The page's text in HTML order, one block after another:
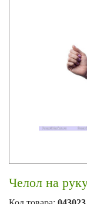
Челол на